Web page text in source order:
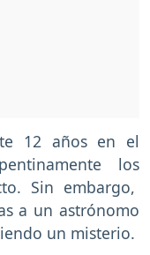
12 años en el
los
Sin embargo,
a un astrónomo
un misterio.